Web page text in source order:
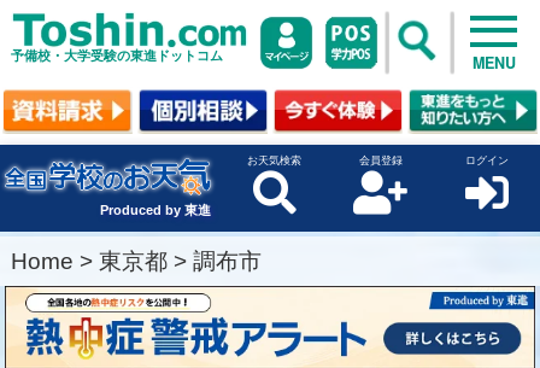
予備校・大学受験の東進ドットコム MENU
Produced by 東進
お天気検索 会員登録 ログイン
Home > 東京都 > 調布市